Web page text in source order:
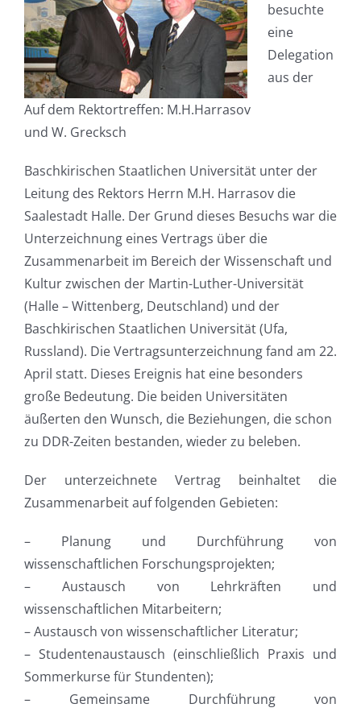
Auf dem Rektortreffen: M.H.Harrasov
und W. Grecksch
besuchte
eine
Delegation
aus der
Baschkirischen Staatlichen Universität unter der
Leitung des Rektors Herrn M.H. Harrasov die
Saalestadt Halle. Der Grund dieses Besuchs war die
Unterzeichnung eines Vertrags über die
Zusammenarbeit im Bereich der Wissenschaft und
Kultur zwischen der Martin-Luther-Universität
(Halle – Wittenberg, Deutschland) und der
Baschkirischen Staatlichen Universität (Ufa,
Russland). Die Vertragsunterzeichnung fand am 22.
April statt. Dieses Ereignis hat eine besonders
große Bedeutung. Die beiden Universitäten
äußerten den Wunsch, die Beziehungen, die schon
zu DDR-Zeiten bestanden, wieder zu beleben.
Der unterzeichnete Vertrag beinhaltet die
Zusammenarbeit auf folgenden Gebieten:
– Planung und Durchführung von
wissenschaftlichen Forschungsprojekten;
– Austausch von Lehrkräften und
wissenschaftlichen Mitarbeitern;
– Austausch von wissenschaftlicher Literatur;
– Studentenaustausch (einschließlich Praxis und
Sommerkurse für Stundenten);
– Gemeinsame Durchführung von